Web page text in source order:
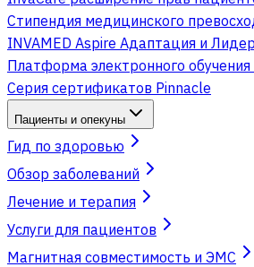
Стипендия медицинского
INVAMED Aspire Адаптация и
Платформа электронного обучения
Серия сертификатов Pinnacle
Пациенты и опекуны
Гид по здоровью
Обзор заболеваний
Лечение и терапия
Услуги для пациентов
Магнитная совместимость и ЭМС